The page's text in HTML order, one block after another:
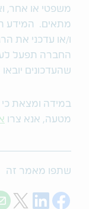
משפטי או אחר,
מתאים. המידע
ו/או עדכני את
החברה תפעל
שהעדכונים
במידה ומצאת כי
מטעה, אנא צרו
שתפו מאמר זה
Facebook